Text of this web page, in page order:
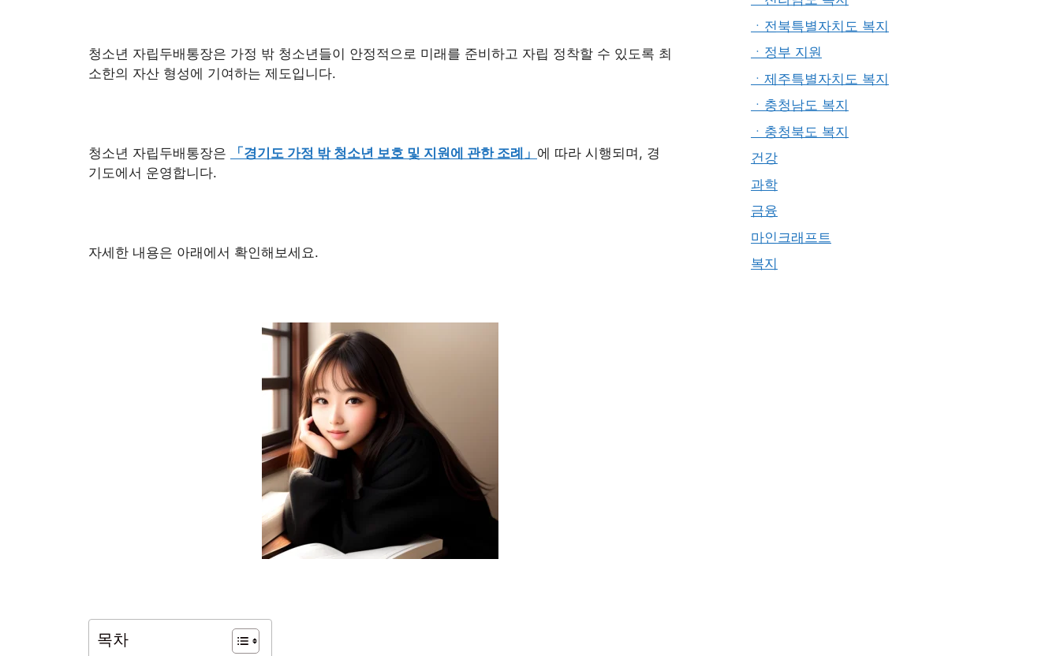
청소년 자립두배통장은 가정 밖 청소년들이 안정적으로 미래를 준비하고 자립 정착할 수 있도록 최
소한의 자산 형성에 기여하는 제도입니다.
청소년 자립두배통장은 「경기도 가정 밖 청소년 보호 및 지원에 관한 조례」 에 따라 시행되며, 경
기도에서 운영합니다.
자세한 내용은 아래에서 확인해보세요.
목차
ㆍ전북특별자치도 복지
ㆍ정부 지원
ㆍ제주특별자치도 복지
ㆍ충청남도 복지
ㆍ충청북도 복지
건강
과학
금융
마인크래프트
복지